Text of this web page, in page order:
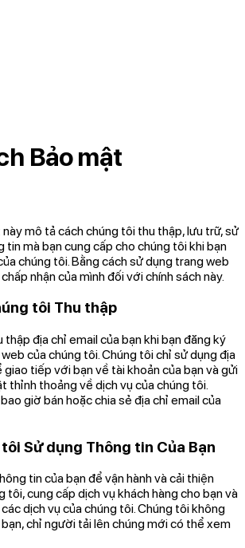
Bảo mật
mô tả cách chúng tôi thu thập, lưu trữ, sử
mà bạn cung cấp cho chúng tôi khi bạn
chúng tôi. Bằng cách sử dụng trang web
nhận của mình đối với chính sách này.
tôi Thu thập
địa chỉ email của bạn khi bạn đăng ký
của chúng tôi. Chúng tôi chỉ sử dụng địa
giao tiếp với bạn về tài khoản của bạn và gửi
thỉnh thoảng về dịch vụ của chúng tôi.
giờ bán hoặc chia sẻ địa chỉ email của
Sử dụng Thông tin Của Bạn
tin của bạn để vận hành và cải thiện
tôi, cung cấp dịch vụ khách hàng cho bạn và
dịch vụ của chúng tôi. Chúng tôi không
bạn, chỉ người tải lên chúng mới có thể xem